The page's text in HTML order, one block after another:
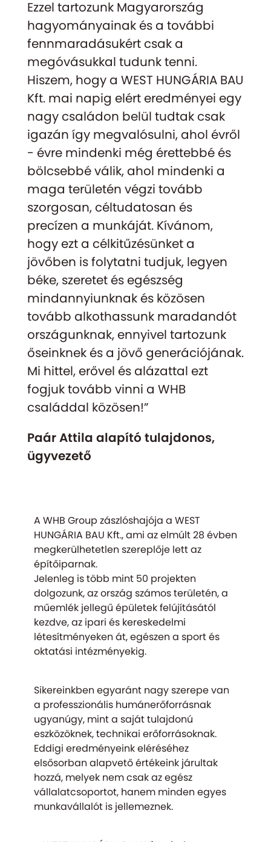
Ezzel tartozunk Magyarország
hagyományainak és a további
fennmaradásukért csak a
megóvásukkal tudunk tenni.
Hiszem, hogy a WEST HUNGÁRIA BAU
Kft. mai napig elért eredményei egy
nagy családon belül tudtak csak
igazán így megvalósulni, ahol évről
- évre mindenki még érettebbé és
bölcsebbé válik, ahol mindenki a
maga területén végzi tovább
szorgosan, céltudatosan és
precízen a munkáját. Kívánom,
hogy ezt a célkitűzésünket a
jövőben is folytatni tudjuk, legyen
béke, szeretet és egészség
mindannyiunknak és közösen
tovább alkothassunk maradandót
országunknak, ennyivel tartozunk
őseinknek és a jövő generációjának.
Mi hittel, erővel és alázattal ezt
fogjuk tovább vinni a WHB
családdal közösen!”
Paár Attila alapító tulajdonos,
ügyvezető
A WHB Group zászlóshajója a WEST
HUNGÁRIA BAU Kft., ami az elmúlt 28 évben
megkerülhetetlen szereplője lett az
építőiparnak.
Jelenleg is több mint 50 projekten
dolgozunk, az ország számos területén, a
műemlék jellegű épületek felújításától
kezdve, az ipari és kereskedelmi
létesítményeken át, egészen a sport és
oktatási intézményekig.
Sikereinkben egyaránt nagy szerepe van
a professzionális humánerőforrásnak
ugyanúgy, mint a saját tulajdonú
eszközöknek, technikai erőforrásoknak.
Eddigi eredményeink eléréséhez
elsősorban alapvető értékeink járultak
hozzá, melyek nem csak az egész
vállalatcsoportot, hanem minden egyes
munkavállalót is jellemeznek.